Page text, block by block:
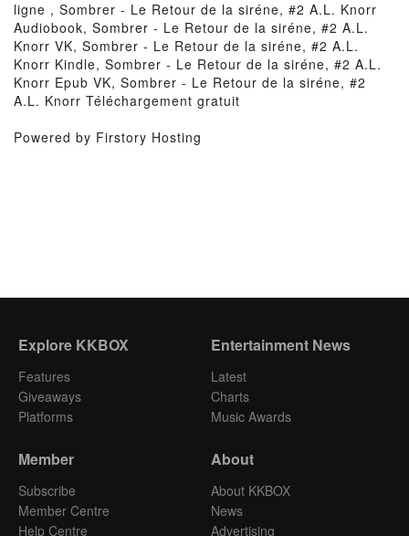
ligne , Sombrer - Le Retour de la siréne, #2 A.L. Knorr
Audiobook, Sombrer - Le Retour de la siréne, #2 A.L.
Knorr VK, Sombrer - Le Retour de la siréne, #2 A.L.
Knorr Kindle, Sombrer - Le Retour de la siréne, #2 A.L.
Knorr Epub VK, Sombrer - Le Retour de la siréne, #2
A.L. Knorr Téléchargement gratuit
Powered by Firstory Hosting
Explore KKBOX
Features
Giveaways
Platforms
Entertainment News
Latest
Charts
Music Awards
Member
Subscribe
Member Centre
Help Centre
About
About KKBOX
News
Advertising